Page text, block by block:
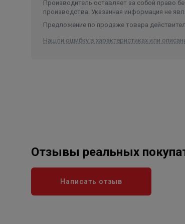
Производитель оставляет за собой право
производства. Указанная информация не
Предложение по продаже товара
Нашли ошибку в характеристиках или
Отзывы реальных
Написать отзыв